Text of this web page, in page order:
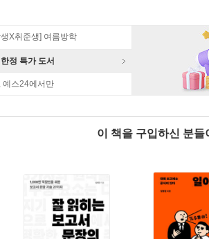
생X취준생] 여름방학
정 특가 도서
예스24에서만
이 책을 구입하신 분